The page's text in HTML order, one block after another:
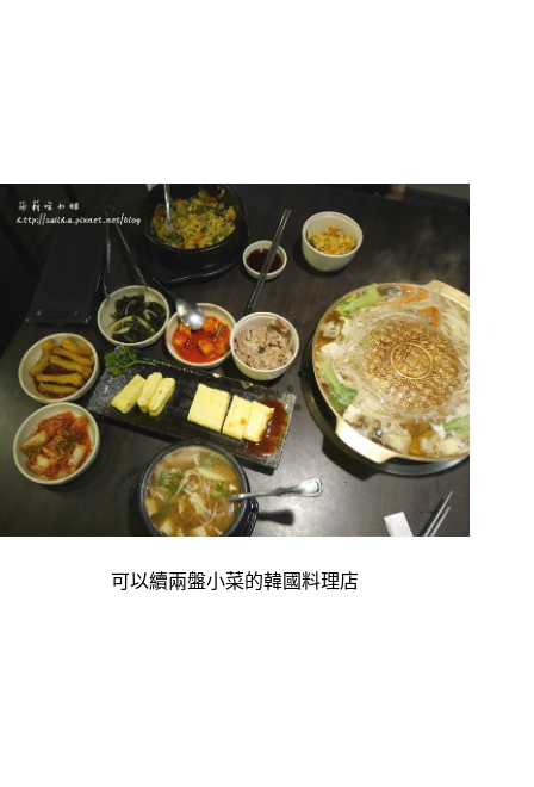
可以續兩盤小菜的韓國料理店